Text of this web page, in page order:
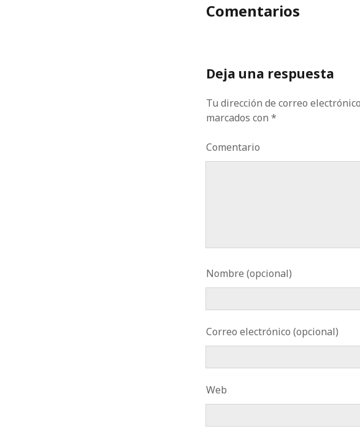
Comentarios
Deja una respuesta
Tu dirección de correo
marcados con*
Comentario
Nombre (opcional)
Correo electrónico (opcional)
Web